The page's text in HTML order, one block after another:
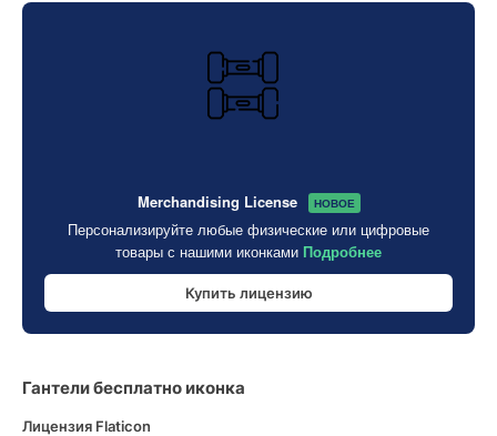
Merchandising License НОВОЕ
Персонализируйте любые физические или цифровые
товары с нашими иконками Подробнее
Купить лицензию
Гантели бесплатно иконка
Лицензия Flaticon